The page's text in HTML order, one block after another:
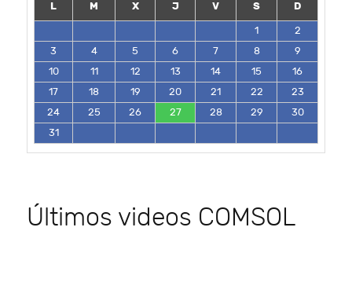
L M X J V S
D
1
2
3
4 5 6 7 8
9
10
11 12 13 14 15
16
17
18 19 20 21 22
23
24
25 26 27 28 29
30
31
Últimos videos COMSOL